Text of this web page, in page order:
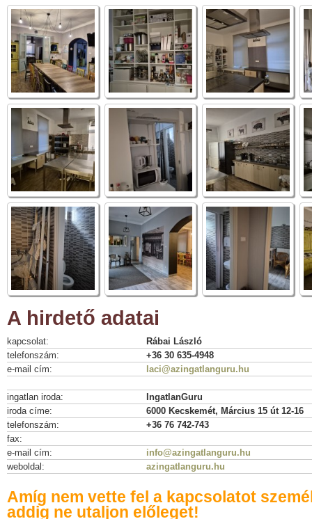
A hirdető adatai
kapcsolat:
Rábai László
telefonszám:
+36 30 635-4948
e-mail cím:
laci@azingatlanguru.hu
ingatlan iroda:
IngatlanGuru
iroda címe:
6000 Kecskemét, Március 15 út 12-16
telefonszám:
+36 76 742-743
fax:
e-mail cím:
info@azingatlanguru.hu
weboldal:
azingatlanguru.hu
Amíg nem vette fel a kapcsolatot
addig ne utaljon előleget!